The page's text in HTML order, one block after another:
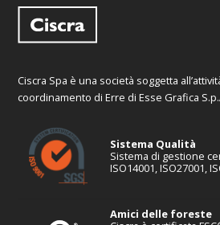
Ciscra Spa è una società soggetta
coordinamento di Erre di Esse Grafica
Sistema Qualità
Sistema di gestione
ISO14001, ISO27001,
Amici delle foreste